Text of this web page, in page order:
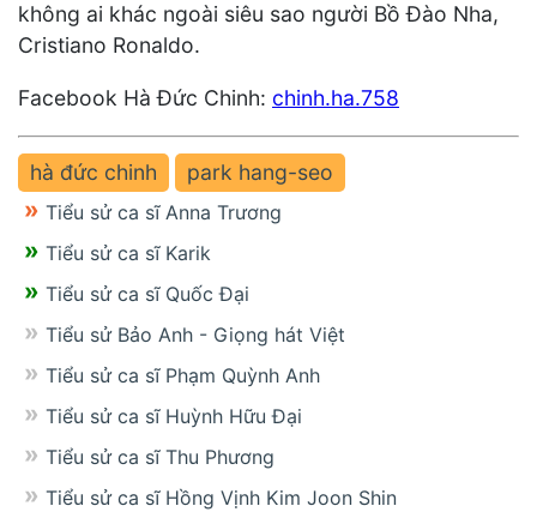
không ai khác ngoài siêu sao người Bồ Đào Nha,
Cristiano Ronaldo.
Facebook Hà Đức Chinh: chinh.ha.758
hà đức chinh park hang-seo
Tiểu sử ca sĩ Anna Trương
Tiểu sử ca sĩ Karik
Tiểu sử ca sĩ Quốc Đại
Tiểu sử Bảo Anh - Giọng hát Việt
Tiểu sử ca sĩ Phạm Quỳnh Anh
Tiểu sử ca sĩ Huỳnh Hữu Đại
Tiểu sử ca sĩ Thu Phương
Tiểu sử ca sĩ Hồng Vịnh Kim Joon Shin